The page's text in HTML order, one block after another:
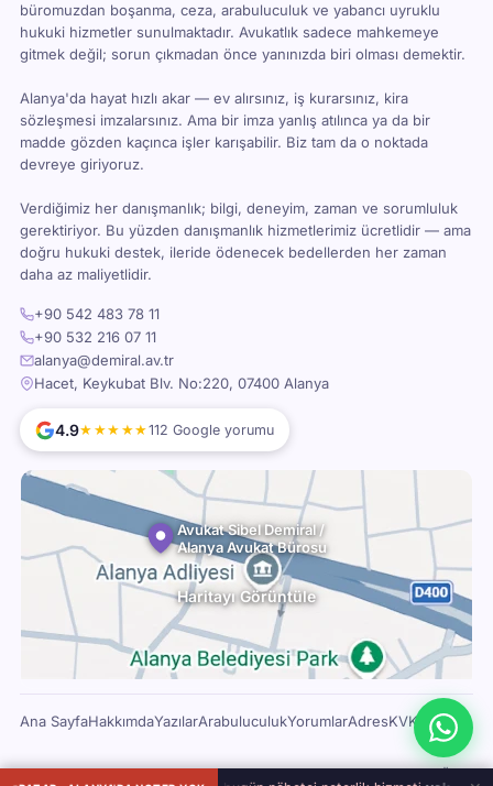
büromuzdan boşanma, ceza, arabuluculuk ve yabancı uyruklu
hukuki hizmetler sunulmaktadır. Avukatlık sadece mahkemeye
gitmek değil; sorun çıkmadan önce yanınızda biri olması demektir.
Alanya'da hayat hızlı akar — ev alırsınız, iş kurarsınız, kira
sözleşmesi imzalarsınız. Ama bir imza yanlış atılınca ya da bir
madde gözden kaçınca işler karışabilir. Biz tam da o noktada
devreye giriyoruz.
Verdiğimiz her danışmanlık; bilgi, deneyim, zaman ve sorumluluk
gerektiriyor. Bu yüzden danışmanlık hizmetlerimiz ücretlidir — ama
doğru hukuki destek, ileride ödenecek bedellerden her zaman
daha az maliyetlidir.
+90 542 483 78 11
+90 532 216 07 11
alanya@demiral.av.tr
Hacet, Keykubat Blv. No:220, 07400 Alanya
4.9★★★★★112 Google yorumu
Avukat Sibel Demiral /
Alanya Avukat Bürosu
Haritayı Görüntüle
Ana SayfaHakkımdaYazılarArabuluculukYorumlarAdresKVKK